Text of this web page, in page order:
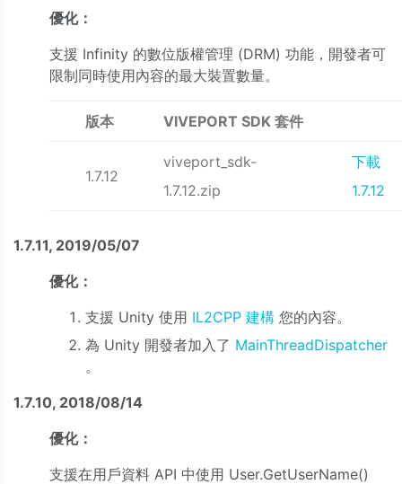
優化：
支援 Infinity 的數位版權管理 (DRM) 功能，開發者可
限制同時使用內容的最大裝置數量。
版本 VIVEPORT SDK 套件
1.7.12
viveport_sdk-
1.7.12.zip
下載
1.7.12
1.7.11, 2019/05/07
優化：
支援 Unity 使用 IL2CPP 建構 您的內容。
為 Unity 開發者加入了 MainThreadDispatcher
。
1.7.10, 2018/08/14
優化：
支援在用戶資料 API 中使用 User.GetUserName()